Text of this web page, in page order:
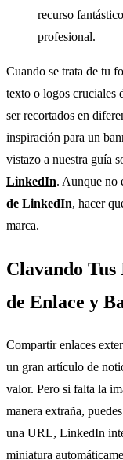
recurso
profesional.
Cuando se trata de tu
texto o logos cruciales
ser recortados en
inspiración para un
vistazo a nuestra guía
LinkedIn. Aunque no
de LinkedIn, hacer
marca.
Clavando Tus
de Enlace y
Compartir enlaces
un gran artículo de
valor. Pero si falta la
manera extraña,
una URL, LinkedIn
miniatura